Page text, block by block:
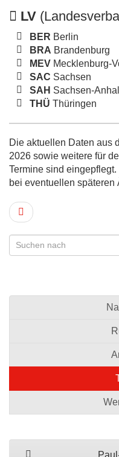
LV
BER Berlin
BRA Brandenburg
MEV Mecklenburg-
SAC Sachsen
SAH Sachsen-
THÜ Thüringen
Die aktuellen Daten aus
2026 sowie weitere für
Termine sind
bei eventuellen späteren